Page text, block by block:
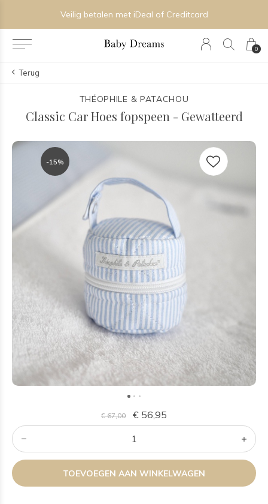
0
Veilig betalen met iDeal of Creditcard
Terug
THÉOPHILE & PATACHOU
Classic Car Hoes fopspeen - Gewatteerd
-15%
€ 67,00 € 56,95
TOEVOEGEN AAN WINKELWAGEN